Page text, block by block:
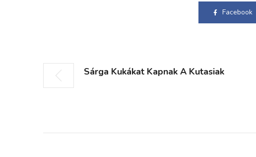
Facebook
Sárga Kukákat Kapnak A Kutasiak